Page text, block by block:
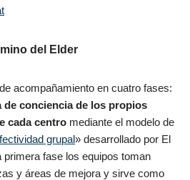
del Elder
acompañamiento en cuatro fases:
de conciencia de los propios
cada centro mediante el modelo de
grupal» desarrollado por El
primera fase los equipos toman
y áreas de mejora y sirve como